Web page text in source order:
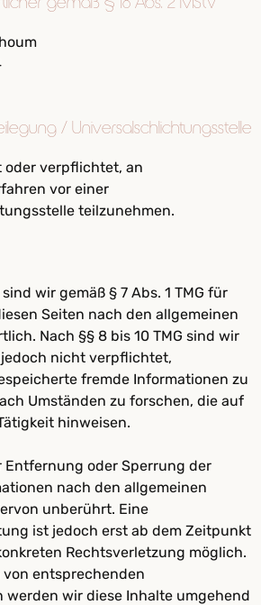
/ Universalschlichtungsstelle
oder verpflichtet, an
vor einer
teilzunehmen.
wir gemäß § 7 Abs. 1 TMG für
Seiten nach den allgemeinen
Nach §§ 8 bis 10 TMG sind wir
nicht verpflichtet,
fremde Informationen zu
Umständen zu forschen, die auf
hinweisen.
oder Sperrung der
nach den allgemeinen
unberührt. Eine
ist jedoch erst ab dem Zeitpunkt
Rechtsverletzung möglich.
entsprechenden
werden wir diese Inhalte umgehend